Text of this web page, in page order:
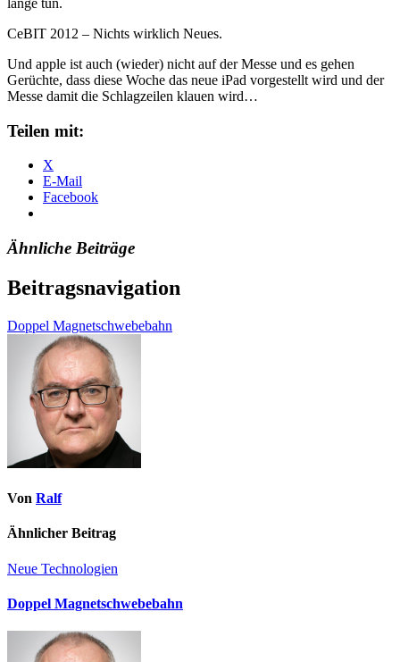
CeBIT 2012 – Nichts wirklich Neues.
Und apple ist auch (wieder) nicht auf der Messe und es gehen
Gerüchte, dass diese Woche das neue iPad vorgestellt wird und der
Messe damit die Schlagzeilen klauen wird…
Teilen mit:
X
E-Mail
Facebook
Ähnliche Beiträge
Beitragsnavigation
Doppel Magnetschwebebahn
Von Ralf
Ähnlicher Beitrag
Neue Technologien
Doppel Magnetschwebebahn